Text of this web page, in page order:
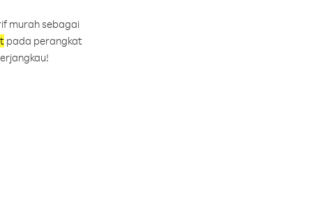
murah sebagai
pada perangkat